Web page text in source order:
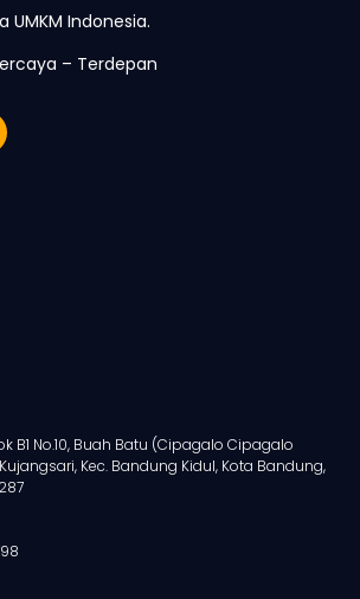
UMKM Indonesia.
– Terdepan
B1 No.10, Buah Batu (Cipagalo Cipagalo
Kec. Bandung Kidul, Kota Bandung,